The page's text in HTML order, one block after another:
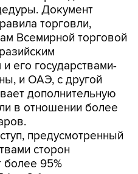
Всемирной торговой
его государствами-
и ОАЭ, с другой
дополнительную
в отношении более
предусмотренный
сторон
более 95%
и Объединенными